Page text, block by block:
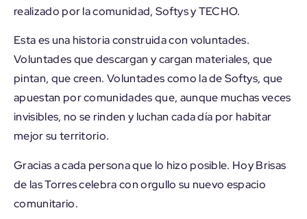
realizado por la comunidad, Softys y TECHO.
Esta es una historia construida con voluntades.
Voluntades que descargan y cargan materiales, que
pintan, que creen. Voluntades como la de Softys, que
apuestan por comunidades que, aunque muchas veces
invisibles, no se rinden y luchan cada día por habitar
mejor su territorio.
Gracias a cada persona que lo hizo posible. Hoy Brisas
de las Torres celebra con orgullo su nuevo espacio
comunitario.